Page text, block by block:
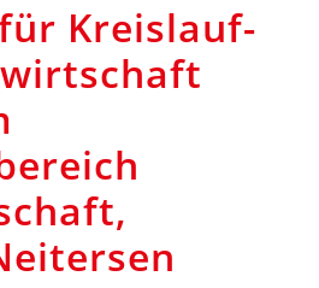
Kreislauf-